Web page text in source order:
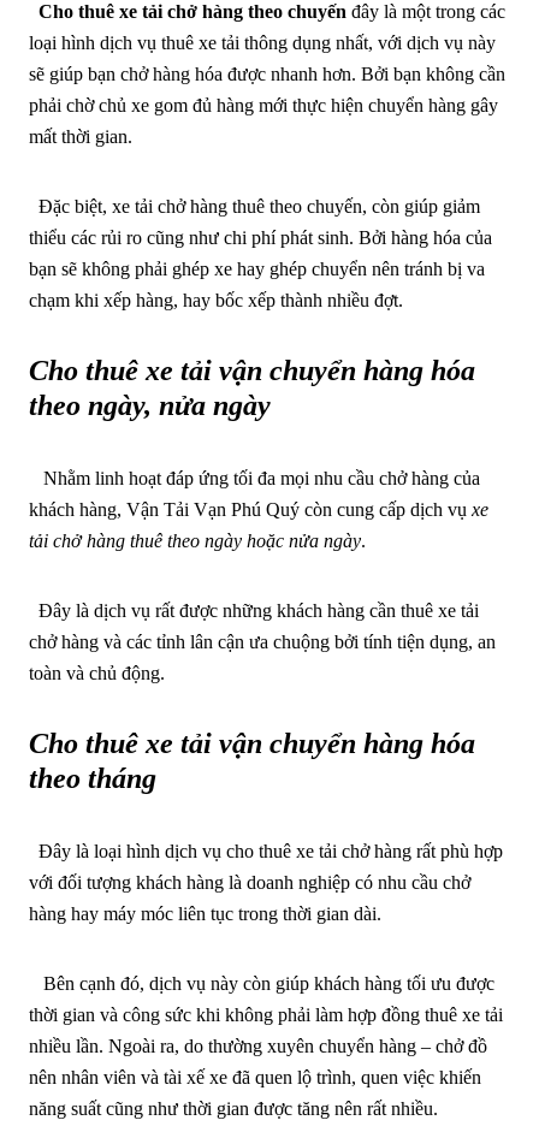
Cho thuê xe tải chở hàng theo chuyến đây là một trong các
loại hình dịch vụ thuê xe tải thông dụng nhất, với dịch vụ này
sẽ giúp bạn chở hàng hóa được nhanh hơn. Bởi bạn không cần
phải chờ chủ xe gom đủ hàng mới thực hiện chuyển hàng gây
mất thời gian.
Đặc biệt, xe tải chở hàng thuê theo chuyến, còn giúp giảm
thiểu các rủi ro cũng như chi phí phát sinh. Bởi hàng hóa của
bạn sẽ không phải ghép xe hay ghép chuyển nên tránh bị va
chạm khi xếp hàng, hay bốc xếp thành nhiều đợt.
Cho thuê xe tải vận chuyển hàng hóa
theo ngày, nửa ngày
Nhằm linh hoạt đáp ứng tối đa mọi nhu cầu chở hàng của
khách hàng, Vận Tải Vạn Phú Quý còn cung cấp dịch vụxe
tải chở hàng thuê theo ngày hoặc nửa ngày.
Đây là dịch vụ rất được những khách hàng cần thuê xe tải
chở hàng và các tỉnh lân cận ưa chuộng bởi tính tiện dụng, an
toàn và chủ động.
Cho thuê xe tải vận chuyển hàng hóa
theo tháng
Đây là loại hình dịch vụ cho thuê xe tải chở hàng rất phù hợp
với đối tượng khách hàng là doanh nghiệp có nhu cầu chở
hàng hay máy móc liên tục trong thời gian dài.
Bên cạnh đó, dịch vụ này còn giúp khách hàng tối ưu được
thời gian và công sức khi không phải làm hợp đồng thuê xe tải
nhiều lần. Ngoài ra, do thường xuyên chuyển hàng – chở đồ
nên nhân viên và tài xế xe đã quen lộ trình, quen việc khiến
năng suất cũng như thời gian được tăng nên rất nhiều.